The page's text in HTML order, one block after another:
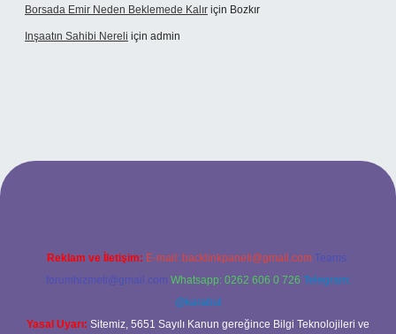
Borsada Emir Neden Beklemede Kalır için Bozkır
Inşaatın Sahibi Nereli için admin
Reklam ve İletişim: E-mail: backlinkpaneli@gmail.com Teams:
forumhizmeti@gmail.com Whatsapp: 0262 606 0 726 Telegram:
@karabul
Yasal Uyarı: Sitemiz, 5651 Sayılı Kanun gereğince Bilgi Teknolojileri ve